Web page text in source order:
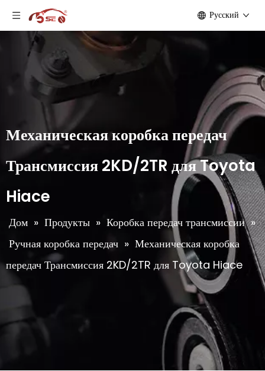
Pусский
Механическая коробка передач
Трансмиссия 2KD/2TR для Toyota
Hiace
Дом » Продукты » Коробка передач трансмиссии »
Ручная коробка передач » Механическая коробка
передач Трансмиссия 2KD/2TR для Toyota Hiace